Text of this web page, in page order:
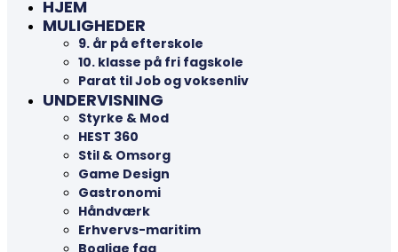
HJEM
MULIGHEDER
9. år på efterskole
10. klasse på fri fagskole
Parat til Job og voksenliv
UNDERVISNING
Styrke & Mod
HEST 360
Stil & Omsorg
Game Design
Gastronomi
Håndværk
Erhvervs-maritim
Boglige fag